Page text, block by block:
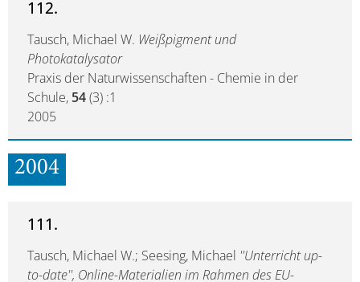
112.
Tausch, Michael W. Weißpigment und
Photokatalysator
Praxis der Naturwissenschaften - Chemie in der
Schule, 54(3) :1
2005
2004
111.
Tausch, Michael W.; Seesing, Michael ''Unterricht up-
to-date'', Online-Materialien im Rahmen des EU-